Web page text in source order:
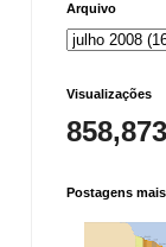
Arquivo
Visualizações
858,873
Postagens